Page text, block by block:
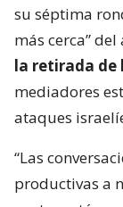
su séptima
más cerca”
la retirada de
mediadores
ataques
“Las
productivas a